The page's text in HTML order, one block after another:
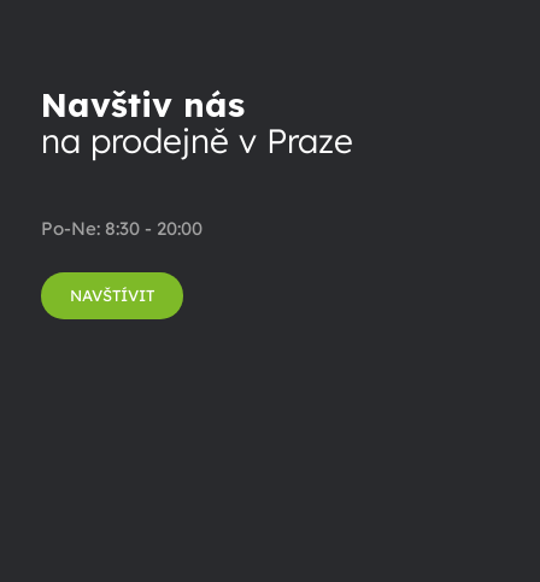
Navštiv nás
na prodejně v Praze
Po-Ne: 8:30 - 20:00
NAVŠTÍVIT